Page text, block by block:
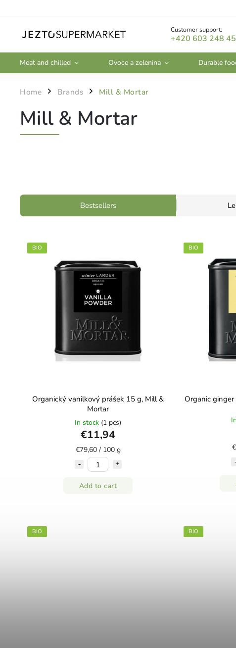
Customer support:
+420 603 248
Meat and chilled Ovoce a zelenina Durable
Home / Brands / Mill & Mortar
Mill & Mortar
Bestsellers
BIO
Organický vanilkový prášek 15 g, Mill &
Mortar
In stock (1 pcs)
€11,94
€79,60 / 100 g
Add to cart
BIO
Organic
BIO BIO